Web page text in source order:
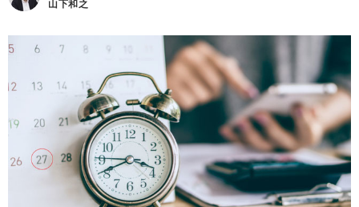
山下和之